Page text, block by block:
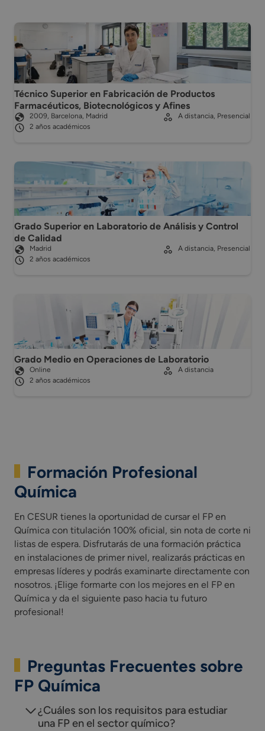
Técnico Superior en Fabricación de Productos
Farmacéuticos, Biotecnológicos y Afines
2009, Barcelona, Madrid
2 años académicos
A distancia, Presencial
Grado Superior en Laboratorio de Análisis y Control
de Calidad
Madrid
2 años académicos
A distancia, Presencial
Grado Medio en Operaciones de Laboratorio
Online
2 años académicos
A distancia
Formación Profesional
Química
En CESUR tienes la oportunidad de cursar el FP en
Química con titulación 100% oficial, sin nota de corte ni
listas de espera. Disfrutarás de una formación práctica
en instalaciones de primer nivel, realizarás prácticas en
empresas líderes y podrás examinarte directamente con
nosotros. ¡Elige formarte con los mejores en el FP en
Química y da el siguiente paso hacia tu futuro
profesional!
Preguntas Frecuentes sobre
FP Química
¿Cuáles son los requisitos para estudiar
una FP en el sector químico?